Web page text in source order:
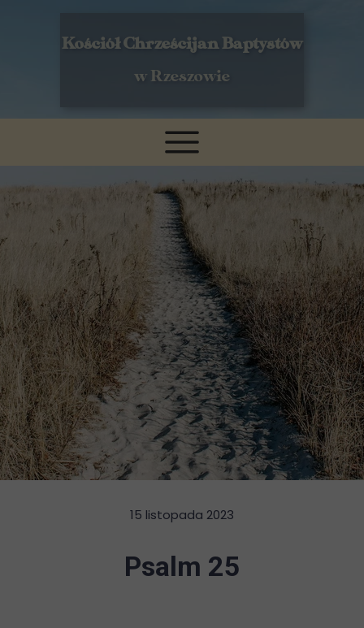
Kościół Chrześcijan Baptystów
w Rzeszowie
15 listopada 2023
Psalm 25